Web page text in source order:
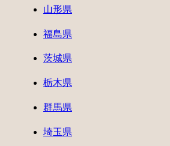
山形県
福島県
茨城県
栃木県
群馬県
埼玉県